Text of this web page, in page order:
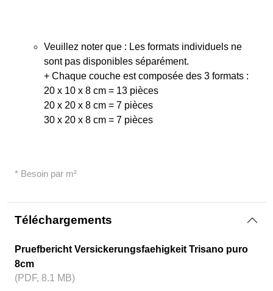
Veuillez noter que : Les formats individuels ne
sont pas disponibles séparément.
+ Chaque couche est composée des 3 formats :
20 x 10 x 8 cm = 13 pièces
20 x 20 x 8 cm = 7 pièces
30 x 20 x 8 cm = 7 pièces
* Besoin par m²
Téléchargements
Pruefbericht Versickerungsfaehigkeit Trisano puro
8cm
(PDF, 8.1 MB)